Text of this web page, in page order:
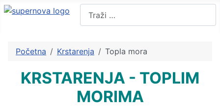
Pretraži
Početna Krstarenja Topla mora
KRSTARENJA - TOPLIM
MORIMA